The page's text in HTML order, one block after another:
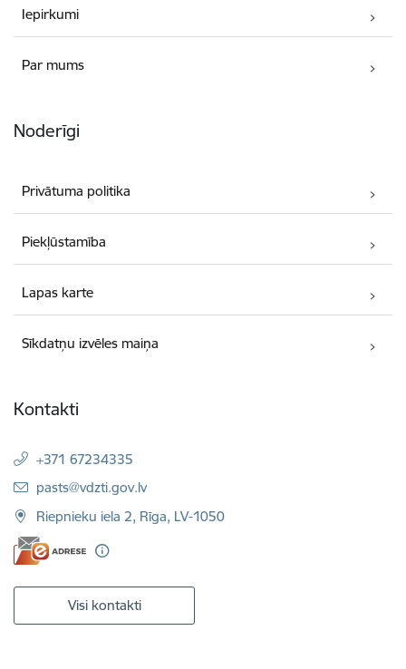
Iepirkumi
Par mums
Noderīgi
Privātuma politika
Piekļūstamība
Lapas karte
Sīkdatņu izvēles maiņa
Kontakti
+371 67234335
E-pasts:
pasts@vdzti.gov.lv
Riepnieku iela 2, Rīga, LV-1050
Visi kontakti